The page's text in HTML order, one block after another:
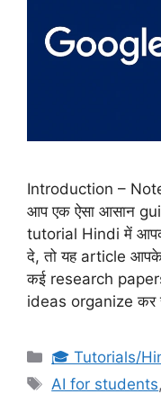
Introduction –
आप एक ऐसा आसान
tutorial Hindi में
दे, तो यह article
कई research
ideas organize कर
Categories
🎓 Tutorials/
Tags
AI for students,